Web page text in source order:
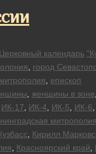
Церковный календарь
город
епископ
женщины в зоне
ИК-17 ИК-4 ИК-5 ИК-6
митрополия
Кирилл
Красноярский край